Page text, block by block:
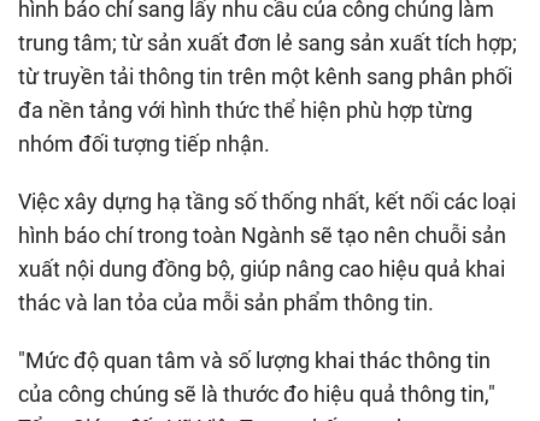
hình báo chí sang lấy nhu cầu của công chúng làm
trung tâm; từ sản xuất đơn lẻ sang sản xuất tích hợp;
từ truyền tải thông tin trên một kênh sang phân phối
đa nền tảng với hình thức thể hiện phù hợp từng
nhóm đối tượng tiếp nhận.
Việc xây dựng hạ tầng số thống nhất, kết nối các loại
hình báo chí trong toàn Ngành sẽ tạo nên chuỗi sản
xuất nội dung đồng bộ, giúp nâng cao hiệu quả khai
thác và lan tỏa của mỗi sản phẩm thông tin.
"Mức độ quan tâm và số lượng khai thác thông tin
của công chúng sẽ là thước đo hiệu quả thông tin,"